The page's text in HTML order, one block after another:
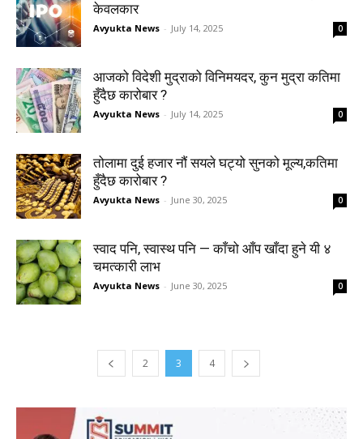
केवलकार
Avyukta News - July 14, 2025 0
आजको विदेशी मुद्राको विनिमयदर, कुन मुद्रा कतिमा
हुँदैछ कारोबार ?
Avyukta News - July 14, 2025 0
तोलामा दुई हजार नौं सयले घट्यो सुनको मूल्य,कतिमा
हुँदैछ कारोबार ?
Avyukta News - June 30, 2025 0
स्वाद पनि, स्वास्थ पनि — काँचो आँप खाँदा हुने यी ४
चमत्कारी लाभ
Avyukta News - June 30, 2025 0
2 3 4